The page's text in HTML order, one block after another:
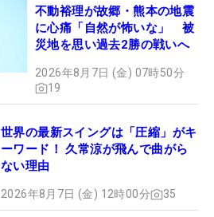
不動裕理が故郷・熊本の地震
に心痛「自然が怖いな」 被
災地を思い過去2勝の戦いへ
2026年8月7日 (金) 07時50分
19
世界の最新スイングは「圧縮」がキ
ーワード！ 久常涼が飛んで曲がら
ない理由
2026年8月7日 (金) 12時00分 35